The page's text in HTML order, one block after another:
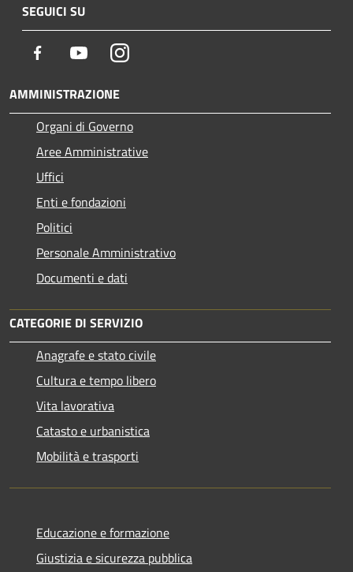
SEGUICI SU
Facebook YoutubeInstagram
AMMINISTRAZIONE
Organi di Governo
Aree Amministrative
Uffici
Enti e fondazioni
Politici
Personale Amministrativo
Documenti e dati
CATEGORIE DI SERVIZIO
Anagrafe e stato civile
Cultura e tempo libero
Vita lavorativa
Catasto e urbanistica
Mobilità e trasporti
Educazione e formazione
Giustizia e sicurezza pubblica